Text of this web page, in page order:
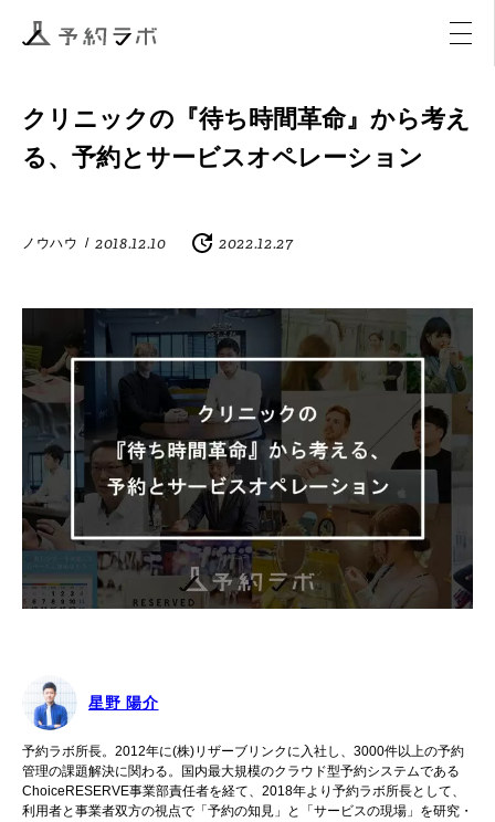
アクティビティ
クリニックの『待ち時間革命』から考え
る、予約とサービスオペレーション
ノウハウ / 2018.12.10 2022.12.27
星野 陽介
予約ラボ所長。2012年に(株)リザーブリンクに入社し、3000件以上の予約
管理の課題解決に関わる。国内最大規模のクラウド型予約システムである
ChoiceRESERVE事業部責任者を経て、2018年より予約ラボ所長として、
利用者と事業者双方の視点で「予約の知見」と「サービスの現場」を研究・